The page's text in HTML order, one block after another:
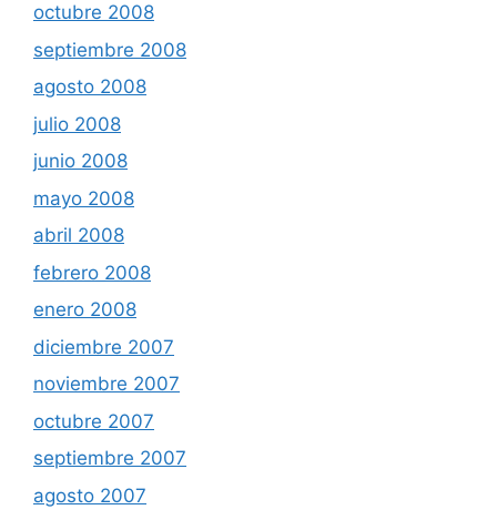
octubre 2008
septiembre 2008
agosto 2008
julio 2008
junio 2008
mayo 2008
abril 2008
febrero 2008
enero 2008
diciembre 2007
noviembre 2007
octubre 2007
septiembre 2007
agosto 2007